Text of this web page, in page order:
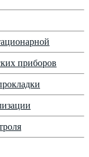
приборов